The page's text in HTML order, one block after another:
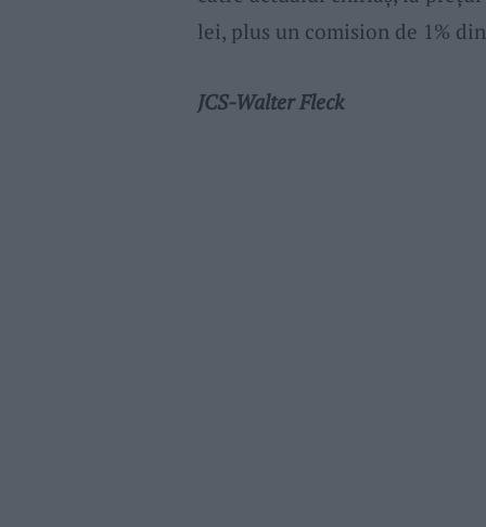
lei, plus un comision de 1%
JCS-Walter Fleck